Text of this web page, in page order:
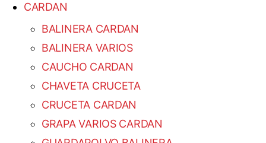
CARDAN
BALINERA CARDAN
BALINERA VARIOS
CAUCHO CARDAN
CHAVETA CRUCETA
CRUCETA CARDAN
GRAPA VARIOS CARDAN